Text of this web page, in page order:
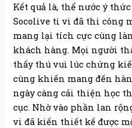
Kết quả là, thể nước ý
Socolive ti vi đã thi công
mang lại tích cực cùng
khách hàng. Mọi người
thấy thú vui lúc chứng
cùng khiến mang đến
ngày càng cải thiện học
cục. Nhờ vào phần lan
vi đã kiến thiết kế được